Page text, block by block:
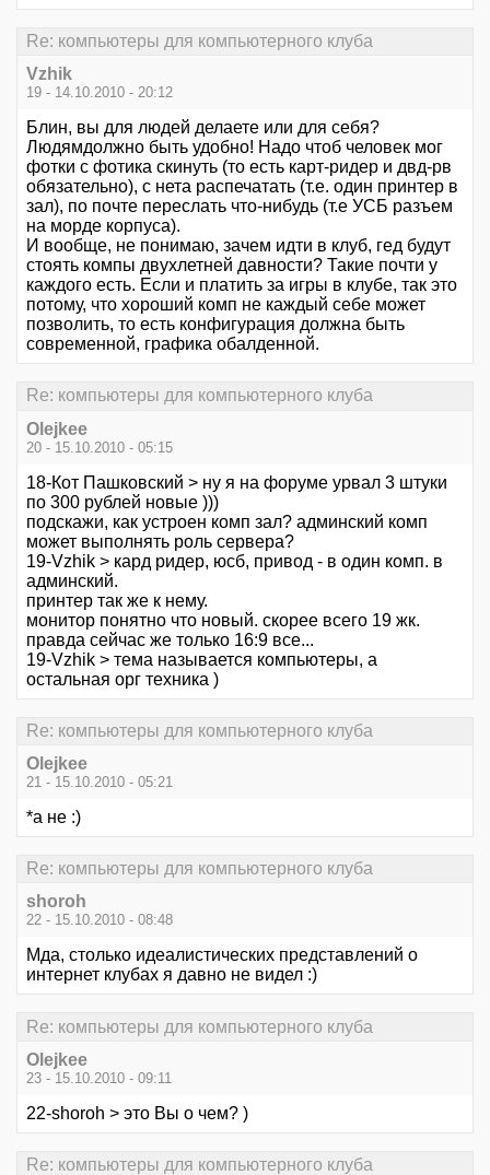
Re: компьютеры для компьютерного клуба
Vzhik
19 - 14.10.2010 - 20:12
Блин, вы для людей делаете или для себя?
Людямдолжно быть удобно! Надо чтоб человек мог
фотки с фотика скинуть (то есть карт-ридер и двд-рв
обязательно), с нета распечатать (т.е. один принтер в
зал), по почте переслать что-нибудь (т.е УСБ разъем
на морде корпуса).
И вообще, не понимаю, зачем идти в клуб, гед будут
стоять компы двухлетней давности? Такие почти у
каждого есть. Если и платить за игры в клубе, так это
потому, что хороший комп не каждый себе может
позволить, то есть конфигурация должна быть
современной, графика обалденной.
Re: компьютеры для компьютерного клуба
Olejkee
20 - 15.10.2010 - 05:15
18-Кот Пашковский > ну я на форуме урвал 3 штуки
по 300 рублей новые )))
подскажи, как устроен комп зал? админский комп
может выполнять роль сервера?
19-Vzhik > кард ридер, юсб, привод - в один комп. в
админский.
принтер так же к нему.
монитор понятно что новый. скорее всего 19 жк.
правда сейчас же только 16:9 все...
19-Vzhik > тема называется компьютеры, а
остальная орг техника )
Re: компьютеры для компьютерного клуба
Olejkee
21 - 15.10.2010 - 05:21
*а не :)
Re: компьютеры для компьютерного клуба
shoroh
22 - 15.10.2010 - 08:48
Мда, столько идеалистических представлений о
интернет клубах я давно не видел :)
Re: компьютеры для компьютерного клуба
Olejkee
23 - 15.10.2010 - 09:11
22-shoroh > это Вы о чем? )
Re: компьютеры для компьютерного клуба